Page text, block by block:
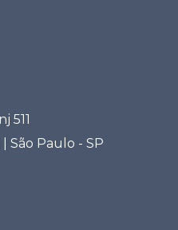
511
| São Paulo - SP